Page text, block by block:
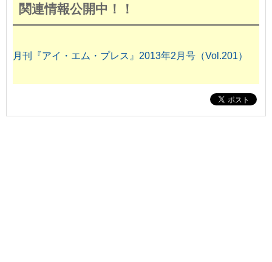
関連情報公開中！！
月刊『アイ・エム・プレス』2013年2月号（Vol.201）